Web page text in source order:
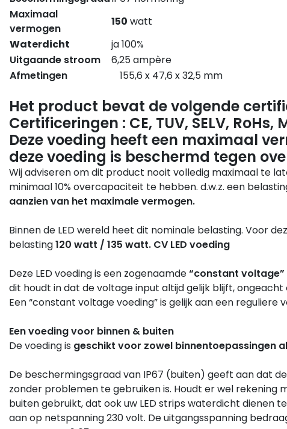
Maximaal
vermogen
150 watt
Waterdicht
ja 100%
Uitgaande stroom
6,25 ampère
Afmetingen
155,6 x 47,6 x 32,5 mm
Het product bevat de volgende
Certificeringen : CE, TUV, SELV, RoHs,
Deze voeding heeft een maximaal
deze voeding is beschermd tegen
Wij adviseren om dit product nooit volledig maximaal te
minimaal 10% overcapaciteit te hebben. d.w.z. een
aanzien van het maximale vermogen.
Binnen de LED wereld heet dit nominale belasting. Voor
belasting120 watt / 135 watt. CV LED voeding
Deze LED voeding is een zogenaamde“constant
dit houdt in dat de voltage input altijd gelijk blijft, ongeacht
Een “constant voltage voeding” is gelijk aan een reguliere
Een voeding voor binnen & buiten
De voeding is geschikt voor zowel binnentoepassingen
De beschermingsgraad van IP67 (buiten) geeft aan dat
zonder problemen te gebruiken is. Houdt er wel rekening
buiten gebruikt, dat ook uw LED strips waterdicht dienen
aan op netspanning 230 volt. De uitgangsspanning